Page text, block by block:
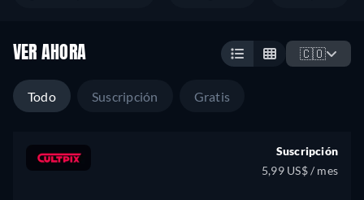
VER AHORA 🇨🇴
Todo Suscripción Gratis
Suscripción
5,99 US$ / mes